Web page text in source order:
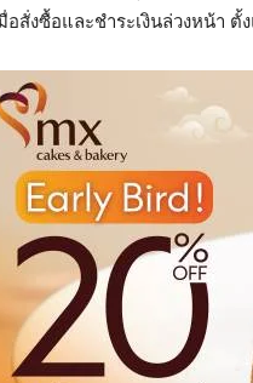
อสั่งซื้อและชำระเงินล่วงหน้า